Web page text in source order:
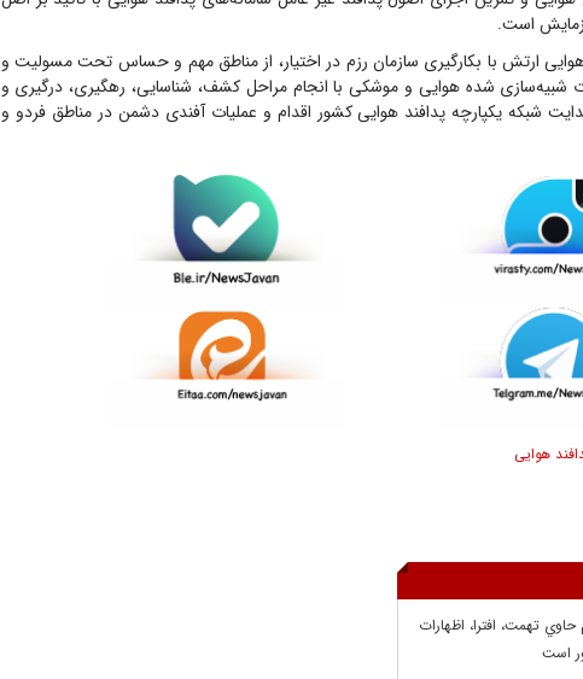
است.
ارتش با بکارگیری سازمان رزم در اختیار، از مناطق مهم و حساس تحت مسولیت و
شبیه‌سازی شده هوایی و موشکی با انجام مراحل کشف، شناسایی، رهگیری، درگیری و
شبکه یکپارچه پدافند هوایی کشور اقدام و عملیات آفندی دشمن در مناطق فردو و
هوایی
حاوي تهمت، افترا، اظهارات
است